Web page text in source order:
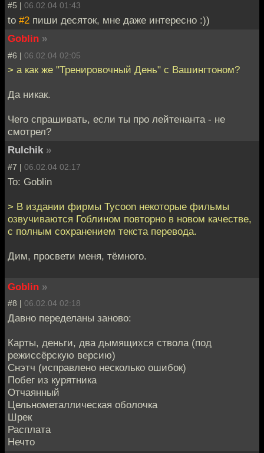
#5 | 06.02.04 01:43
to #2 пиши десяток, мне даже интересно :))
Goblin »
#6 | 06.02.04 02:05
> а как же "Тренировочный День" с Вашингтоном?
Да никак.
Чего спрашивать, если ты про лейтенанта - не
смотрел?
Rulchik »
#7 | 06.02.04 02:17
To: Goblin
> В издании фирмы Tycoon некоторые фильмы
озвучиваются Гоблином повторно в новом качестве,
с полным сохранением текста перевода.
Дим, просвети меня, тёмного.
Goblin »
#8 | 06.02.04 02:18
Давно переделаны заново:
Карты, деньги, два дымящихся ствола (под
режиссёрскую версию)
Снэтч (исправлено несколько ошибок)
Побег из курятника
Отчаянный
Цельнометаллическая оболочка
Шрек
Расплата
Нечто